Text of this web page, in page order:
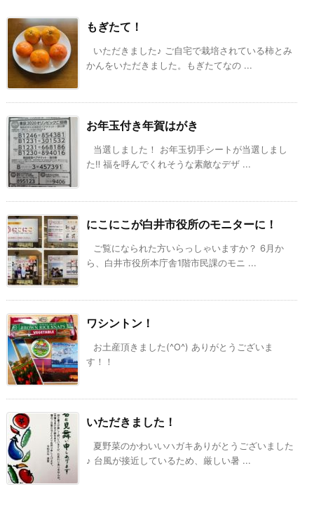
もぎたて！
いただきました♪ ご自宅で栽培されている柿とみ
かんをいただきました。もぎたてなの ...
お年玉付き年賀はがき
当選しました！ お年玉切手シートが当選しまし
た‼ 福を呼んでくれそうな素敵なデザ ...
にこにこが白井市役所のモニターに！
ご覧になられた方いらっしゃいますか？ 6月か
ら、白井市役所本庁舎1階市民課のモニ ...
ワシントン！
お土産頂きました(^O^) ありがとうございま
す！！
いただきました！
夏野菜のかわいいハガキありがとうございました
♪ 台風が接近しているため、厳しい暑 ...